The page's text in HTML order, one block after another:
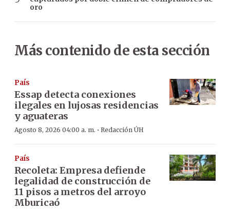
oro
Más contenido de esta sección
País
Essap detecta conexiones
ilegales en lujosas residencias
y aguateras
Agosto 8, 2026 04:00 a. m. · Redacción ÚH
País
Recoleta: Empresa defiende
legalidad de construcción de
11 pisos a metros del arroyo
Mburicaó